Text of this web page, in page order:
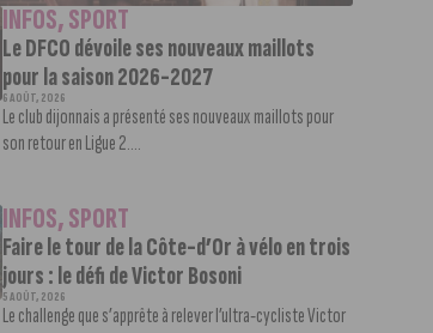
INFOS,SPORT
Le DFCO dévoile ses nouveaux maillots
pour la saison 2026-2027
6 AOÛT, 2026
Le club dijonnais a présenté ses nouveaux maillots pour
son retour en Ligue 2....
INFOS,SPORT
Faire le tour de la Côte-d’Or à vélo en trois
jours : le défi de Victor Bosoni
5 AOÛT, 2026
Le challenge que s’apprête à relever l’ultra-cycliste Victor